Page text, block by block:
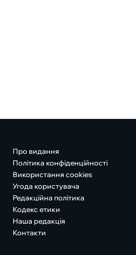
Про видання
Політика конфіденційності
Використання cookies
Угода користувача
Редакційна політика
Кодекс етики
Наша редакція
Контакти